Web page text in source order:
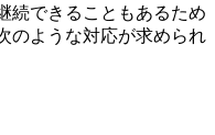
続できることもあるため
のような対応が求められ